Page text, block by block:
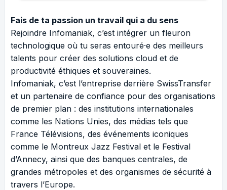
Fais de ta passion un travail qui a du sens
Rejoindre Infomaniak, c’est intégrer un fleuron
technologique où tu seras entouré·e des meilleurs
talents pour créer des solutions cloud et de
productivité éthiques et souveraines.
Infomaniak, c’est l’entreprise derrière SwissTransfer
et un partenaire de confiance pour des organisations
de premier plan : des institutions internationales
comme les Nations Unies, des médias tels que
France Télévisions, des événements iconiques
comme le Montreux Jazz Festival et le Festival
d’Annecy, ainsi que des banques centrales, de
grandes métropoles et des organismes de sécurité à
travers l’Europe.